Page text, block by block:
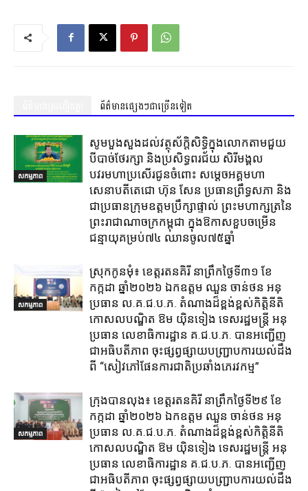
ព័ត៌មានផ្សេងៗជាច្រើនទៀត
សកម្មភាព
សូមបួងសួងដល់វត្ថុស័ក្តិសិទ្ធិក្នុងលោកតាមជួយ
បីបាច់ថែរក្សា និងប្រសិទ្ធពរជ័យ សិរីមង្គល
បវរមហាប្រសើរជូនចំពោះ សម្តេចអគ្គមហា
សេនាបតីតេជោ ហ៊ុន សែន ប្រធានព្រឹទ្ធសភា និង
ជាប្រធានក្រុមឧត្តមប្រឹក្សាផ្ទាល់ ព្រះមហាក្សត្រនៃ
ព្រះរាជាណាចក្រកម្ពុជា ក្នុងឱកាសខួបចម្រើន
ជន្មាយុគម្រប់៧៤ ឈានចូល៧៥ឆ្នាំ
សកម្មភាព
ស្រុក​កូនមុំ៖ ខេត្ត​រតនគិរី​ នាព្រឹកថ្ងៃទី៣១​ ខែ
កក្កដា ឆ្នាំ២០២៦ ឯកឧត្តម​ ឈួន ចាន់ថន អនុ
ប្រធាន ល.គ.ជ.ប.ភ. តំណាង​ដ៏ខ្ពង់ខ្ពស់​កិត្តិនីតិ
កោសលបណ្ឌិត​ ឱម​ យ៉ិនទៀង​ ទេសរដ្ឋមន្រ្តី​ អនុ
ប្រធាន​ លេខាធិការ​ដ្ឋាន​ គ.ជ.ប.ភ​. បានអញ្ជើញ
ជាអធិបតីភាព​ ចុះផ្សព្វផ្សាយ​បញ្ជ្រាប​ការ​យល់​ដឹង​
ពី​ “សៀវភៅផែនការជាតិប្រឆាំងភេរវកម្ម”
សកម្មភាព
ក្រុង​បាន​លុង​៖ ខេត្ត​រតនគិរី​ នាព្រឹកថ្ងៃទី២៩ ខែ
កក្កដា ឆ្នាំ២០២៦ ឯកឧត្តម​ ឈួន ចាន់ថន អនុ
ប្រធាន ល.គ.ជ.ប.ភ. តំណាង​ដ៏ខ្ពង់ខ្ពស់​កិត្តិនីតិ
កោសលបណ្ឌិត​ ឱម​ យ៉ិនទៀង​ ទេសរដ្ឋមន្រ្តី​ អនុ
ប្រធាន​ លេខាធិការ​ដ្ឋាន​ គ.ជ.ប.ភ​. បានអញ្ជើញ
ជាអធិបតីភាព​ ចុះផ្សព្វផ្សាយ​បញ្ជ្រាប​ការ​យល់​ដឹង​